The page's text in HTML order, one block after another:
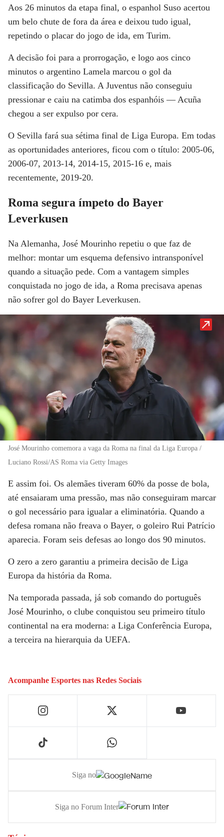
Aos 26 minutos da etapa final, o espanhol Suso acertou
um belo chute de fora da área e deixou tudo igual,
repetindo o placar do jogo de ida, em Turim.
A decisão foi para a prorrogação, e logo aos cinco
minutos o argentino Lamela marcou o gol da
classificação do Sevilla. A Juventus não conseguiu
pressionar e caiu na catimba dos espanhóis — Acuña
chegou a ser expulso por cera.
O Sevilla fará sua sétima final de Liga Europa. Em todas
as oportunidades anteriores, ficou com o título: 2005-06,
2006-07, 2013-14, 2014-15, 2015-16 e, mais
recentemente, 2019-20.
Roma segura ímpeto do Bayer
Leverkusen
Na Alemanha, José Mourinho repetiu o que faz de
melhor: montar um esquema defensivo intransponível
quando a situação pede. Com a vantagem simples
conquistada no jogo de ida, a Roma precisava apenas
não sofrer gol do Bayer Leverkusen.
José Mourinho comemora a vaga da Roma na final da Liga Europa /
Luciano Rossi/AS Roma via Getty Images
E assim foi. Os alemães tiveram 60% da posse de bola,
até ensaiaram uma pressão, mas não conseguiram marcar
o gol necessário para igualar a eliminatória. Quando a
defesa romana não freava o Bayer, o goleiro Rui Patrício
aparecia. Foram seis defesas ao longo dos 90 minutos.
O zero a zero garantiu a primeira decisão de Liga
Europa da história da Roma.
Na temporada passada, já sob comando do português
José Mourinho, o clube conquistou seu primeiro título
continental na era moderna: a Liga Conferência Europa,
a terceira na hierarquia da UEFA.
Acompanhe Esportes nas Redes Sociais
Siga no
Siga no Forum Inter